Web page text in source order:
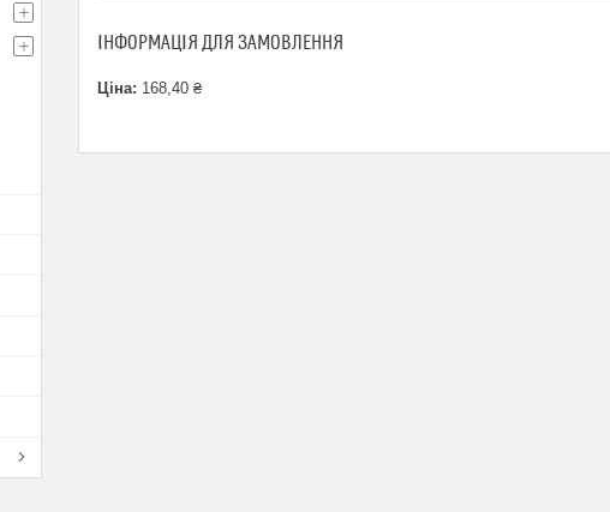
ІНФОРМАЦІЯ ДЛЯ ЗАМОВЛЕННЯ
Ціна: 168,40 ₴